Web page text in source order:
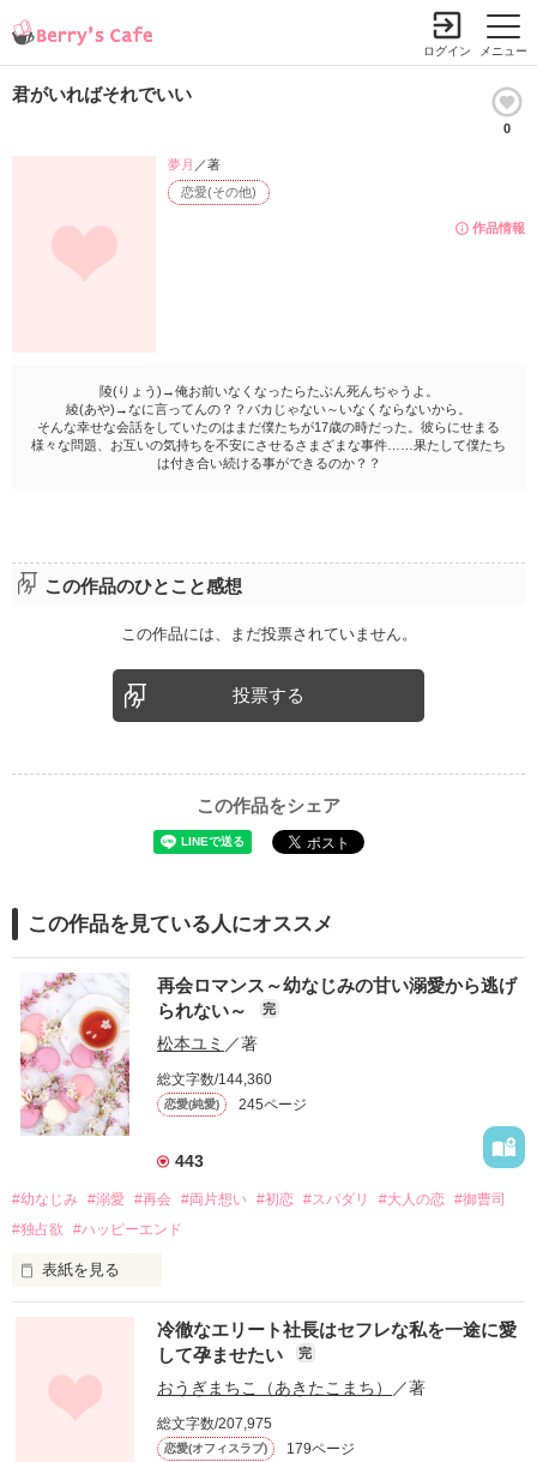
メニュー
ログイン
君がいればそれでいい
0
作品情報
恋愛(その他)
夢月 ／著
陵(りょう)→俺お前いなくなったらたぶん死んぢゃうよ。
綾(あや)→なに言ってんの？？バカじゃない～いなくならないから。
そんな幸せな会話をしていたのはまだ僕たちが17歳の時だった。彼らにせまる
様々な問題、お互いの気持ちを不安にさせるさまざまな事件……果たして僕たち
は付き合い続ける事ができるのか？？
この作品のひとこと感想
この作品には、まだ投票されていません。
投票する
この作品をシェア
この作品を見ている人にオススメ
再会ロマンス～幼なじみの甘い溺愛から逃げ
られない～
完
松本ユミ ／著
総文字数/144,360
恋愛(純愛) 245ページ
443
#幼なじみ #溺愛 #再会 #両片想い #初恋 #スパダリ #大人の恋 #御曹司
#独占欲
#ハッピーエンド
表紙を見る
幼なじみの哲平に淡い恋心を抱いていた美桜。
しかし、ある出来事をきっかけに二人の関係は壊れてしまう。
関係修復もできないまま、美桜は両親の離婚によって
引っ越すことになり、哲平とも離れ離れになった。
冷徹なエリート社長はセフレな私を一途に愛
して孕ませたい
完
おうぎまちこ（あきたこまち） ／著
総文字数/207,975
恋愛(オフィスラブ) 179ページ